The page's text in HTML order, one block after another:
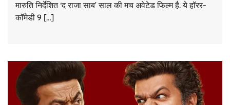
मारुति निर्देशित ‘द राजा साब’ साल की मच अवेटेड फिल्म है. ये हॉरर-
कॉमेडी 9 […]